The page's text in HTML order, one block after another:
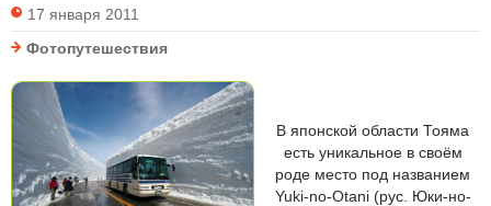
17 января 2011
Фотопутешествия
В японской области Тояма
есть уникальное в своём
роде место под названием
Yuki-no-Otani (рус. Юки-но-